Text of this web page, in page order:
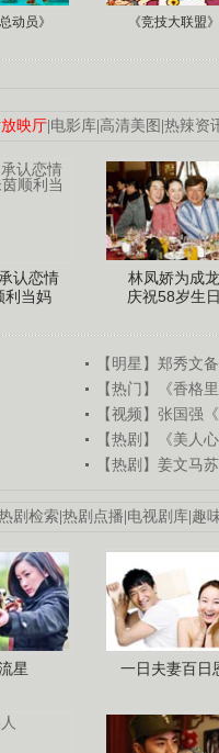
动员》 《竞技大联盟》
映厅|电影库|高清美图 |热辣资
认恋情
利当妈
林凤娇为成龙
庆祝58岁生
【明星】郑秀文
【热门】《香格
【视频】张国强
【热剧】《美人
【热剧】姜文马
剧检索|热剧点播|电视剧库|趣
星 一日夫妻百日